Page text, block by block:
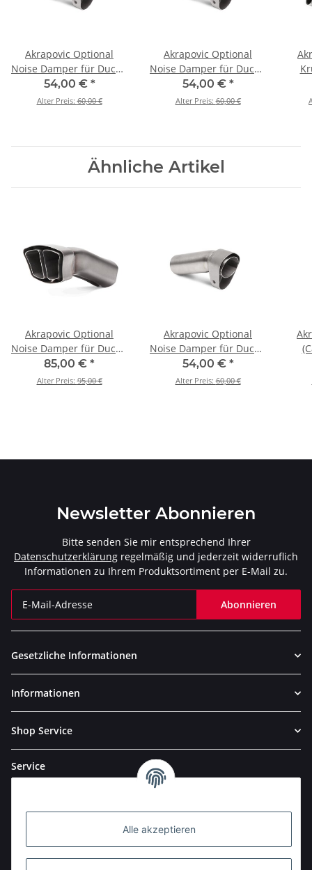
Alle akzeptieren
Akrapovic Optional
Noise Damper für Ducati
Multistrada 1200 - BJ.
2015 > 2017 (V-TUV227)
54,00 € *
Alter Preis:60,00 €
Akrapovic Optional
Noise Damper für Ducati
Multistrada 1200 S - BJ.
2015 > 2017 (V-TUV227)
54,00 € *
Alter Preis:60,00 €
S
Ähnliche Artikel
Akrapovic Optional
Noise Damper für Ducati
Multistrada 1200 S - BJ.
2015 > 2017 (V-TUV169Y)
85,00 € *
Alter Preis:95,00 €
Akrapovic Optional
Noise Damper für Ducati
Multistrada 1200 S - BJ.
2015 > 2017 (V-TUV227)
54,00 € *
Alter Preis:60,00 €
Newsletter Abonnieren
Bitte senden Sie mir entsprechend Ihrer
Datenschutzerklärung regelmäßig und jederzeit widerruflich
Informationen zu Ihrem Produktsortiment per E-Mail zu.
Abonnieren
Gesetzliche Informationen
Informationen
Shop Service
Service